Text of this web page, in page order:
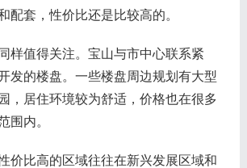
配套，性价比还是比较高的。
样值得关注。宝山与市中心联系紧
发的楼盘。一些楼盘周边规划有大型
，居住环境较为舒适，价格也在很多
围内。
价比高的区域往往在新兴发展区域和